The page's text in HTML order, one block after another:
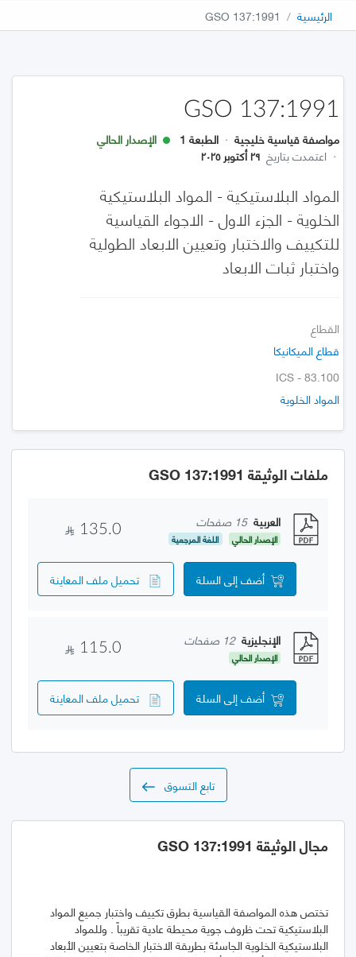
الرئيسية GSO 137:1991
GSO 137:1991
مواصفة قياسية خليجية · الطبعة 1
الإصدار الحالي
· اعتمدت بتاريخ ٢٩ أكتوبر ٢٠٢٥
المواد البلاستيكية - المواد البلاستيكية
الخلوية - الجزء الاول - الاجواء القياسية
للتكييف والاختبار وتعيين الابعاد الطولية
واختبار ثبات الابعاد
القطاع
قطاع الميكانيكا
ICS - 83.100
المواد الخلوية
ملفات الوثيقة GSO 137:1991
العربية 15 صفحات
الإصدار الحالي اللغة المرجعية
135.0
أضف إلى السلة تحميل ملف المعاينة
الإنجليزية 12 صفحات
الإصدار الحالي
115.0
أضف إلى السلة تحميل ملف المعاينة
تابع التسوق
مجال الوثيقة GSO 137:1991
تختص هذه المواصفة القياسية بطرق تكييف واختبار جميع المواد
البلاستيكية تحت ظروف جوية محيطة عادية تقريباً . وللمواد
البلاستيكية الخلوية الجاسئة بطريقة الاختبار الخاصة بتعيين الأبعاد